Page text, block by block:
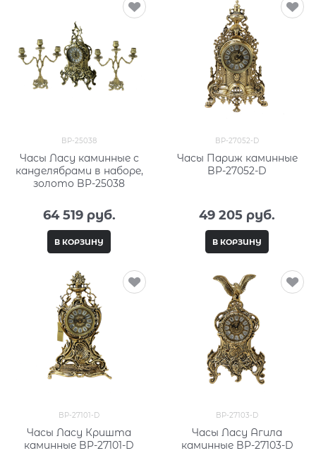
BP-25038
Часы Ласу каминные с
канделябрами в наборе,
золото BP-25038
64 519 руб.
В КОРЗИНУ
BP-27052-D
Часы Париж каминные
BP-27052-D
49 205 руб.
В КОРЗИНУ
BP-27101-D
Часы Ласу Кришта
каминные BP-27101-D
BP-27103-D
Часы Ласу Агила
каминные BP-27103-D